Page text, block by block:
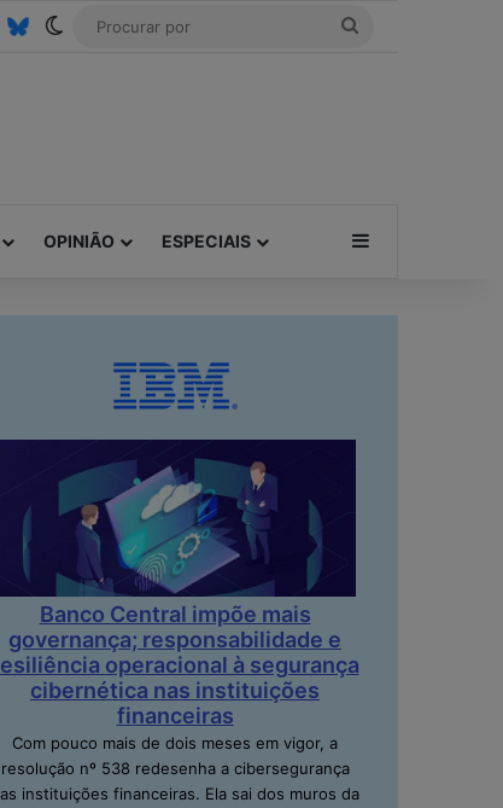
ThreadsBlueskySwitch skin
OPINIÃO ESPECIAIS Barra Lateral
Banco Central impõe mais
governança; responsabilidade e
operacional à segurança
cibernética nas instituições
financeiras
Com pouco mais de dois meses em vigor, a
resolução nº 538 redesenha a cibersegurança
instituições financeiras. Ela sai dos muros da